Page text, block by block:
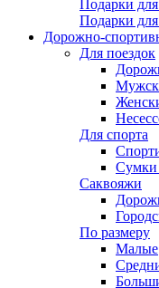
Подарки
Подарки
Дорожно-
Для поездок
Для спорта
Сумки
Саквояжи
По размеру
Малые